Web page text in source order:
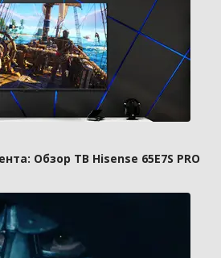
Обзор ТВ Hisense 65E7S PRO